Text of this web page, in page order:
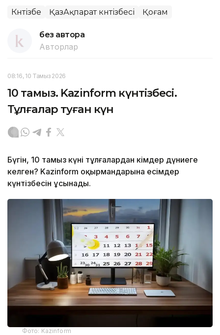
Күнтізбе ҚазАқпарат күнтізбесі Қоғам
без автора
Авторлар
08:16, 10 Тамыз 2026
10 тамыз. Kazinform күнтізбесі.
Тұлғалар туған күн
Бүгін, 10 тамыз күні тұлғалардан кімдер дүниеге
келген? Kazinform оқырмандарына есімдер
күнтізбесін ұсынады.
Фото: Kazinform